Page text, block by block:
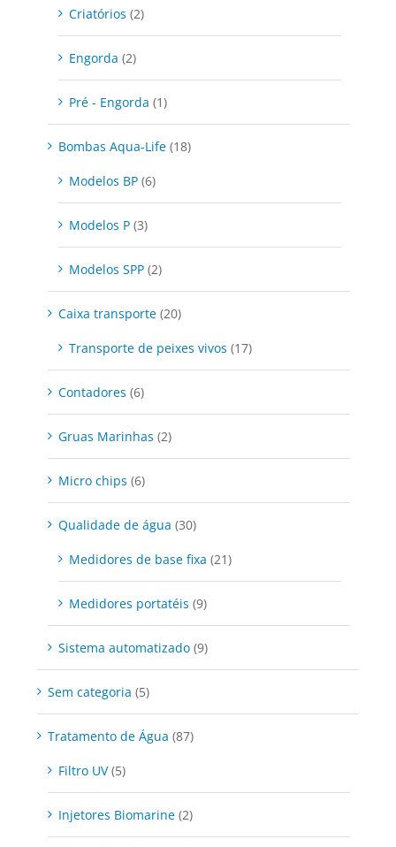
Criatórios (2)
Engorda (2)
Pré - Engorda (1)
Bombas Aqua-Life (18)
Modelos BP (6)
Modelos P (3)
Modelos SPP (2)
Caixa transporte (20)
Transporte de peixes vivos (17)
Contadores (6)
Gruas Marinhas (2)
Micro chips (6)
Qualidade de água (30)
Medidores de base fixa (21)
Medidores portatéis (9)
Sistema automatizado (9)
Sem categoria (5)
Tratamento de Água (87)
Filtro UV (5)
Injetores Biomarine (2)